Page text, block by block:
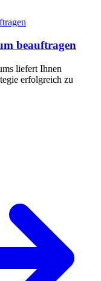
beauftragen
liefert Ihnen
erfolgreich zu